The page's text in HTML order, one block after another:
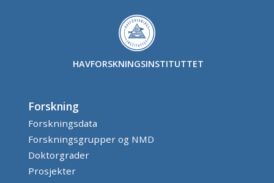
HAVFORSKNINGSINSTITUTTET
Forskning
Forskningsdata
Forskningsgrupper og NMD
Doktorgrader
Prosjekter